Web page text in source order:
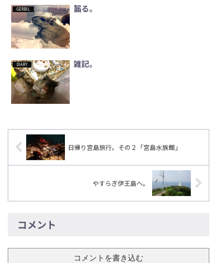
GERBIL 齧る。
DIARY 雑記。
日帰り宮島旅行。その２「宮島水族館」
やすらぎ伊王島へ。
コメント
コメントを書き込む